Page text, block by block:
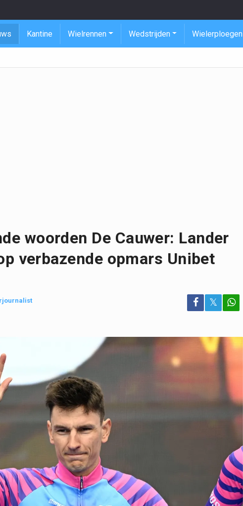
Kantine Wielrennen Wedstrijden Wielerploegen
woorden De Cauwer: Lander
verbazende opmars Unibet
𝕏